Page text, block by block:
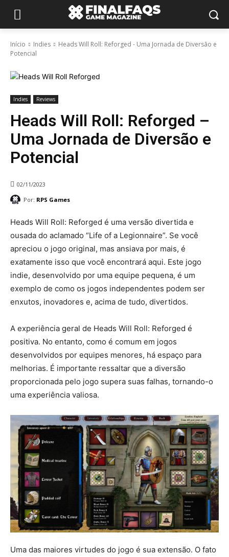
Início Indies
Heads Will Roll: Reforged - Uma Jornada de Diversão e
Potencial
Indies Reviews
Heads Will Roll: Reforged –
Uma Jornada de Diversão e
Potencial
02/11/2023
Por: RPS Games
Heads Will Roll: Reforged é uma versão divertida e
ousada do aclamado “Life of a Legionnaire”. Se você
apreciou o jogo original, mas ansiava por mais, é
exatamente isso que você encontrará aqui. Este jogo
indie, desenvolvido por uma equipe pequena, é um
exemplo de como os jogos independentes podem ser
enxutos, inovadores e, acima de tudo, divertidos.
A experiência geral de Heads Will Roll: Reforged é
positiva. No entanto, como é comum em jogos
desenvolvidos por equipes menores, há espaço para
melhorias. É importante ressaltar que a diversão
proporcionada pelo jogo supera suas falhas, tornando-o
uma experiência valiosa.
Uma das maiores virtudes do jogo é sua extensão. O fato